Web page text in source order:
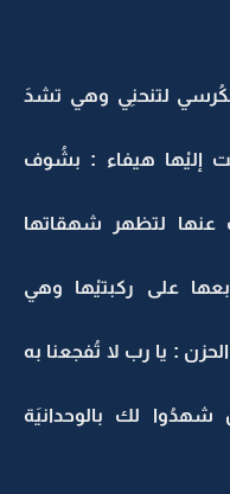
لتنحنِي وهي تشدَ
إليْها هيفاء : بشُوف
لتظهر شهقاتها
على ركبتيْها وهي
: يا رب لا تُفجعنا به
لك بالوحدانيَة